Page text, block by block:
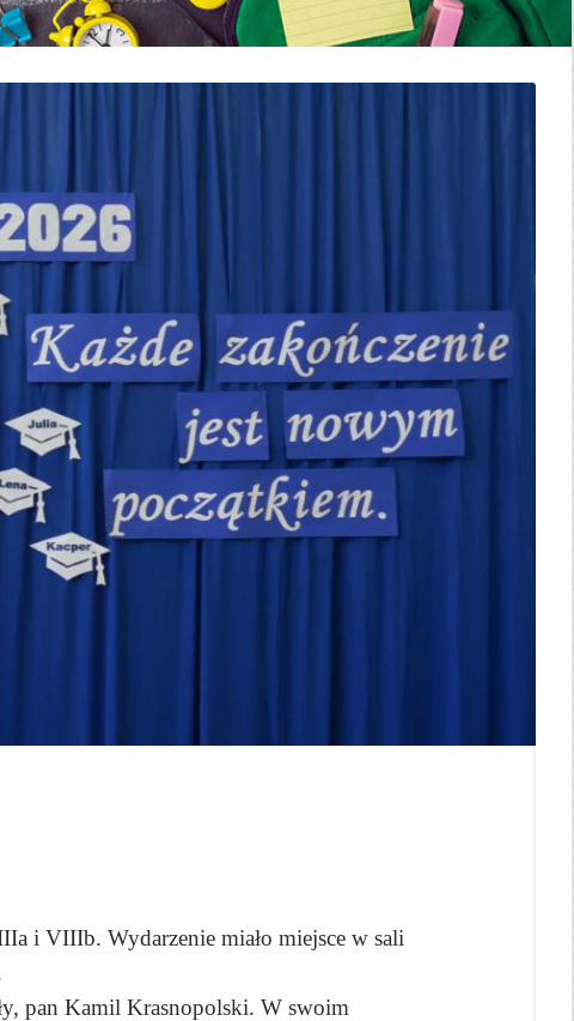
i VIIIb. Wydarzenie miało miejsce w sali
pan Kamil Krasnopolski. W swoim